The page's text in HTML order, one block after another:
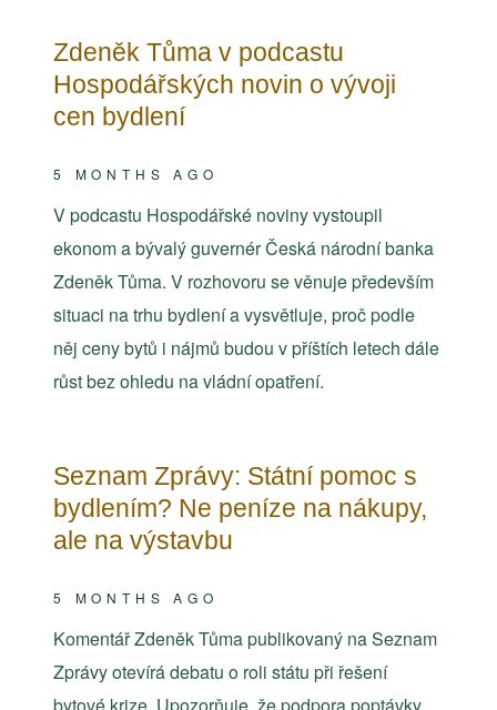
Zdeněk Tůma v podcastu
Hospodářských novin o vývoji
cen bydlení
5 MONTHS AGO
V podcastu Hospodářské noviny vystoupil
ekonom a bývalý guvernér Česká národní banka
Zdeněk Tůma. V rozhovoru se věnuje především
situaci na trhu bydlení a vysvětluje, proč podle
něj ceny bytů i nájmů budou v příštích letech dále
růst bez ohledu na vládní opatření.
Seznam Zprávy: Státní pomoc s
bydlením? Ne peníze na nákupy,
ale na výstavbu
5 MONTHS AGO
Komentář Zdeněk Tůma publikovaný na Seznam
Zprávy otevírá debatu o roli státu při řešení